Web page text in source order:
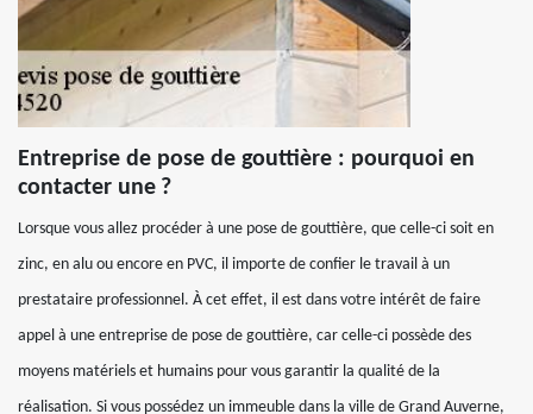
Entreprise de pose de gouttière : pourquoi en
contacter une ?
Lorsque vous allez procéder à une pose de gouttière, que celle-ci soit en
zinc, en alu ou encore en PVC, il importe de confier le travail à un
prestataire professionnel. À cet effet, il est dans votre intérêt de faire
appel à une entreprise de pose de gouttière, car celle-ci possède des
moyens matériels et humains pour vous garantir la qualité de la
réalisation. Si vous possédez un immeuble dans la ville de Grand Auverne,